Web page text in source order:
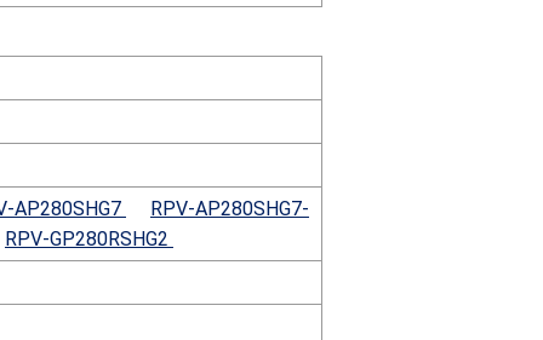
AP280SHG7
RPV-AP280SHG7-
RPV-GP280RSHG2